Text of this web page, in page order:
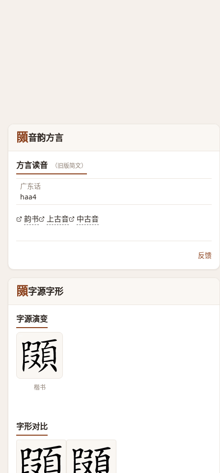
䫗音韵方言
方言读音 （旧版简文）
广东话
haa4
韵书 上古音 中古音
反馈
䫗字源字形
字源演变
楷书
字形对比